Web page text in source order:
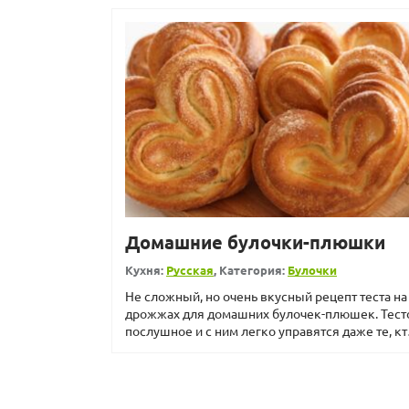
Домашние булочки-плюшки
Кухня: Русская, Категория: Булочки
Не сложный, но очень вкусный рецепт теста на
дрожжах для домашних булочек-плюшек.
послушное и с ним легко управятся даже те,